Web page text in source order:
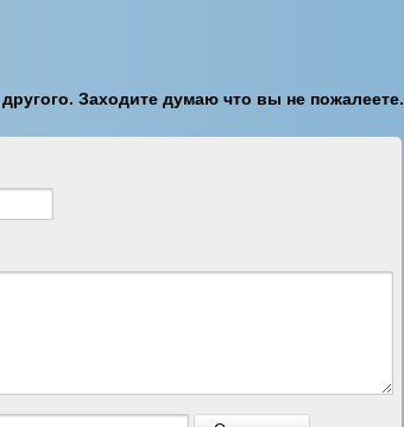
Заходите думаю что вы не пожалеете.